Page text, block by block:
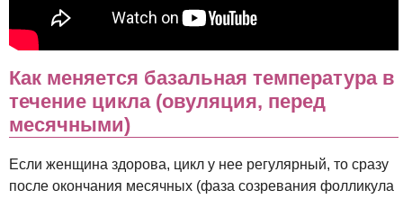
Как меняется базальная температура в
течение цикла (овуляция, перед
месячными)
Если женщина здорова, цикл у нее регулярный, то сразу
после окончания месячных (фаза созревания фолликула